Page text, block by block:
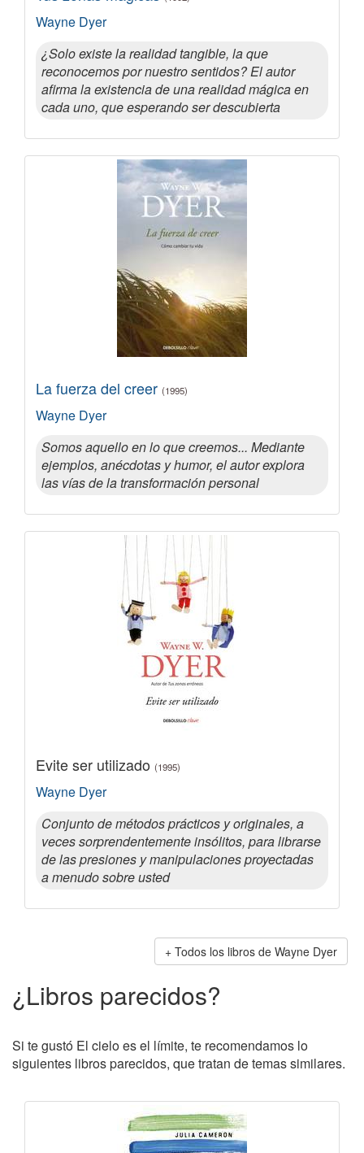
Wayne Dyer
¿Solo existe la realidad tangible, la que
reconocemos por nuestro sentidos? El autor
afirma la existencia de una realidad mágica en
cada uno, que esperando ser descubierta
La fuerza del creer (1995)
Wayne Dyer
Somos aquello en lo que creemos... Mediante
ejemplos, anécdotas y humor, el autor explora
las vías de la transformación personal
Evite ser utilizado (1995)
Wayne Dyer
Conjunto de métodos prácticos y originales, a
veces sorprendentemente insólitos, para librarse
de las presiones y manipulaciones proyectadas
a menudo sobre usted
Todos los libros de Wayne Dyer
¿Libros parecidos?
Si te gustó El cielo es el límite, te recomendamos lo
siguientes libros parecidos, que tratan de temas similares.